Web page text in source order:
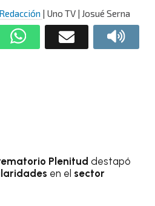
Redacción | Uno TV | Josué Serna
Plenituddestapó
en el sector